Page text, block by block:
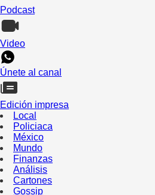
Podcast
Video
Únete al canal
Edición impresa
Local
Policiaca
México
Mundo
Finanzas
Análisis
Cartones
Gossip